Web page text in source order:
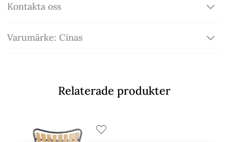
Kontakta oss
Varumärke: Cinas
Relaterade produkter